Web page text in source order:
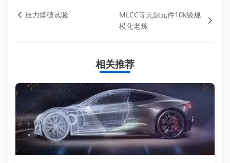
压力爆破试验
MLCC等无源元件10k级规
模化老炼
相关推荐